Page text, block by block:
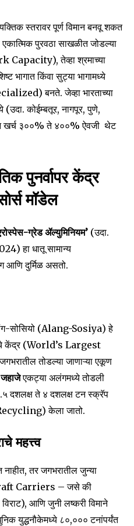
of
be part of the
स्तरावर पूर्ण विमान बनवू शकत
एकात्मिक पुरवठा साखळीत जोडल्या
तेव्हा श्रमाच्या
भागात किंवा सुट्या भागामध्ये
बनते. जेव्हा भारताच्या
कोईम्बतूर, नागपूर, पुणे,
खर्च ३००% ते ४००% ऐवजी थेट
पुनर्वापर केंद्र
मॉडेल
ग्रेड ॲल्युमिनियम’ (उदा.
हा धातू सामान्य
आणि दुर्मिळ असतो.
सोसियो (Alang-Sosiya) हे
केंद्र (World’s Largest
तोडल्या जाणाऱ्या एकूण
एकट्या अलंगमध्ये तोडली
दशलक्ष ते ४ दशलक्ष टन स्क्रॅप
केला जातो.
महत्त्व
तर जगभरातील जुन्या
Carriers – जसे की
आणि जुनी लष्करी विमाने
युद्धनौकेमध्ये ८०,००० टनांपर्यंत